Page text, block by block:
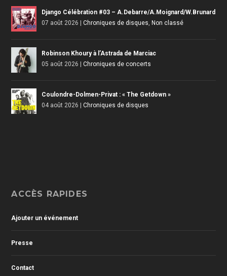
Django Célébration #03 – A.Debarre/A.Moignard/W.Brunard
07 août 2026
|Chroniques de disques, Non classé
Robinson Khoury à l’Astrada de Marciac
05 août 2026
|Chroniques de concerts
Coulondre-Dolmen-Privat : « The Getdown »
04 août 2026
|Chroniques de disques
ACCÈS RAPIDES
Ajouter un événement
Presse
Contact